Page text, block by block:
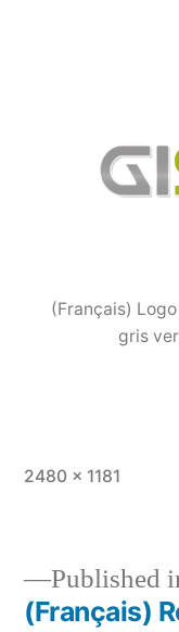
(Français)
gris
Full
2480 × 1181
Published
(Français)